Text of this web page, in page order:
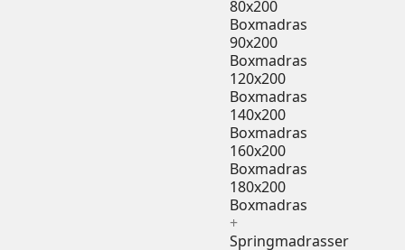
80x200
Boxmadras
90x200
Boxmadras
120x200
Boxmadras
140x200
Boxmadras
160x200
Boxmadras
180x200
Boxmadras
+
Springmadrasser